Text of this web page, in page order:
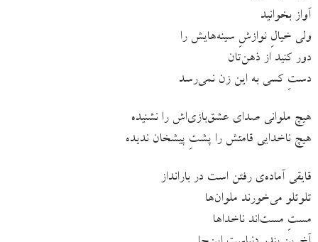
آواز بخوانید
ولی خیالِ نوازشِ سینه‌هایش را
دور کنید از ذهن‌تان
دستِ کسی به این زن نمی‌رسد
هیچ ملوانی صدای عشق‌بازی‌اش را نشنیده
هیچ ناخدایی قامتش را پشتِ پیشخان ندیده
قایقی آماده‌ی رفتن است در بارانداز‌
تلوتلو می‌خورند ملوان‌ها
مستِ مست‌اند ناخداها